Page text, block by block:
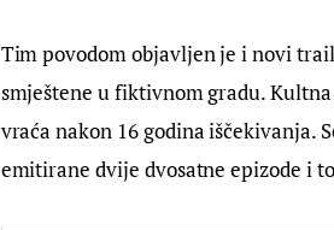
Tim povodom objavljen je i novi
smještene u fiktivnom gradu.
vraća nakon 16 godina iščekivanja.
emitirane dvije dvosatne epizode i